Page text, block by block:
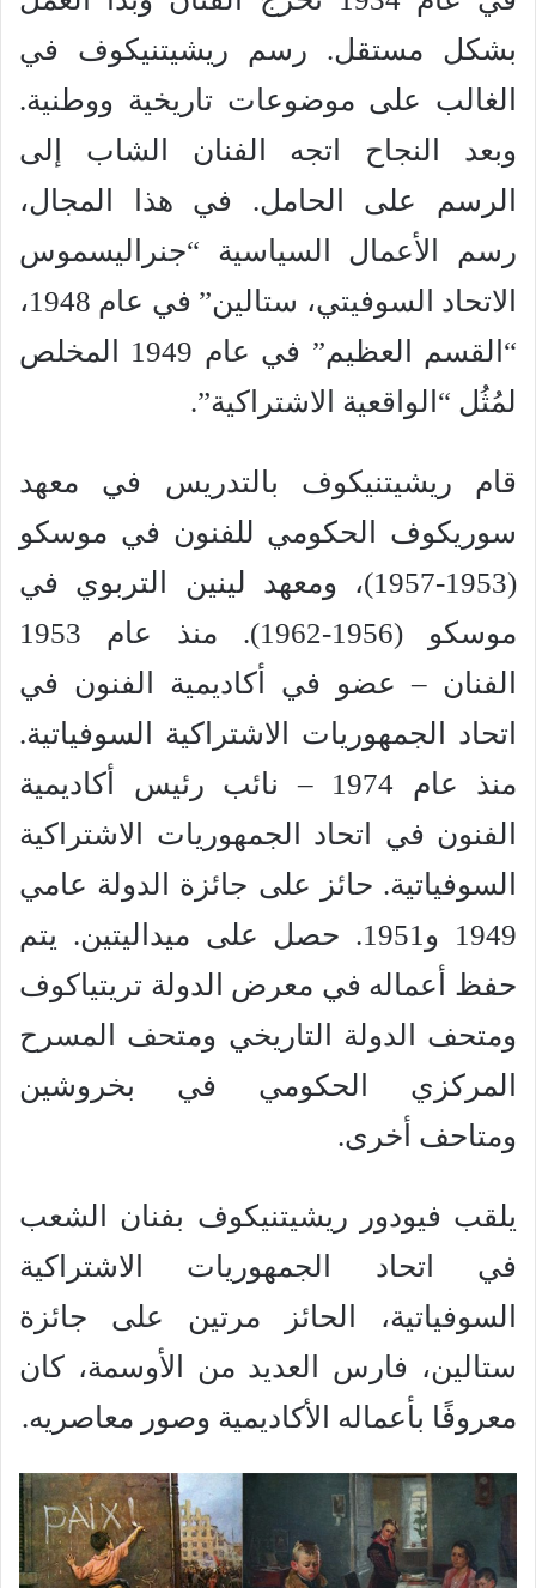
بشكل مستقل. رسم ريشيتنيكوف في
الغالب على موضوعات تاريخية ووطنية.
وبعد النجاح اتجه الفنان الشاب إلى
الرسم على الحامل. في هذا المجال،
رسم الأعمال السياسية “جنراليسموس
الاتحاد السوفيتي، ستالين” في عام 1948،
“القسم العظيم” في عام 1949 المخلص
لمُثُل “الواقعية الاشتراكية”.
قام ريشيتنيكوف بالتدريس في معهد
سوريكوف الحكومي للفنون في موسكو
(1953-1957)، ومعهد لينين التربوي في
موسكو (1956-1962). منذ عام 1953
الفنان – عضو في أكاديمية الفنون في
اتحاد الجمهوريات الاشتراكية السوفياتية.
منذ عام 1974 – نائب رئيس أكاديمية
الفنون في اتحاد الجمهوريات الاشتراكية
السوفياتية. حائز على جائزة الدولة عامي
1949 و1951. حصل على ميداليتين. يتم
حفظ أعماله في معرض الدولة تريتياكوف
ومتحف الدولة التاريخي ومتحف المسرح
المركزي الحكومي في بخروشين
ومتاحف أخرى.
يلقب فيودور ريشيتنيكوف بفنان الشعب
في اتحاد الجمهوريات الاشتراكية
السوفياتية، الحائز مرتين على جائزة
ستالين، فارس العديد من الأوسمة، كان
معروفًا بأعماله الأكاديمية وصور معاصريه.